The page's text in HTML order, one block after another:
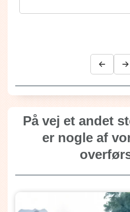
På vej et andet
er nogle af